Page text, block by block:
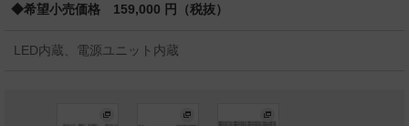
◆希望小売価格 159,000 円（税抜）
LED内蔵、電源ユニット内蔵